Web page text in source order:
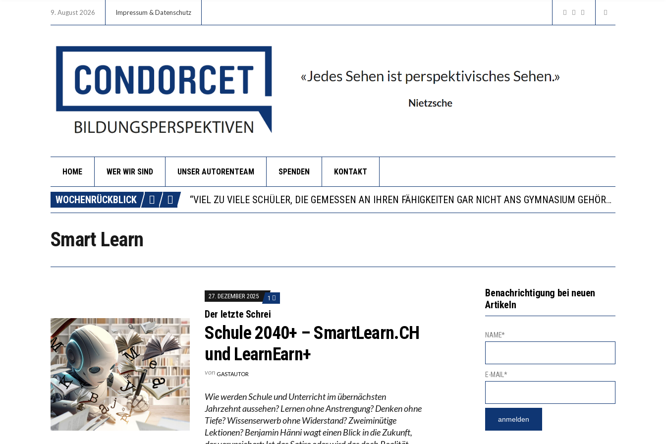
9. August 2026 Impressum & Datenschutz
HOME WER WIR SIND UNSER AUTORENTEAM SPENDEN KONTAKT
WOCHENRÜCKBLICK
“WIR BEOBACHTEN EINEN REGELRECHTEN STURZFLUG BEI DEN LERNLEISTUNGEN”
ANNA-KATHARINA ZENGER UND IHRE VERFASSUNGSKENNTNISSE
“VIEL ZU VIELE SCHÜLER, DIE GEMESSEN AN IHREN FÄHIGKEITEN GAR NICHT ANS GYMNASIUM GEHÖREN”
DIE GANZE HILFLOSIGKEIT DES BILDUNGSBÜRGERTUMS
Smart Learn
27. DEZEMBER 2025 1
Der letzte Schrei
Schule 2040+ – SmartLearn.CH
und LearnEarn+
von GASTAUTOR
Wie werden Schule und Unterricht im übernächsten
Jahrzehnt aussehen? Lernen ohne Anstrengung? Denken ohne
Tiefe? Wissenserwerb ohne Widerstand? Zweiminütige
Lektionen? Benjamin Hänni wagt einen Blick in die Zukunft,
Benachrichtigung bei neuen
Artikeln
NAME*
E-MAIL*